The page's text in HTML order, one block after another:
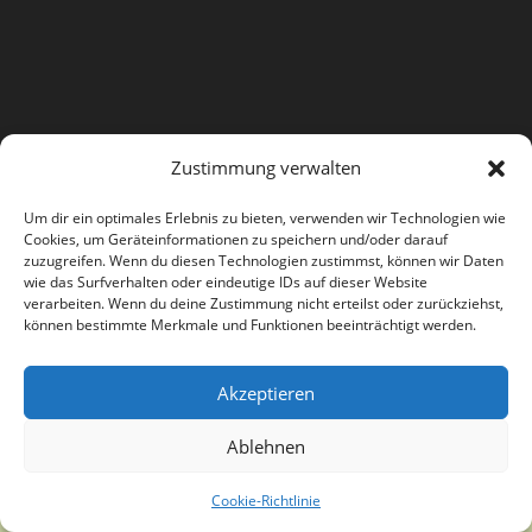
Zustimmung verwalten
Um dir ein optimales Erlebnis zu bieten, verwenden wir Technologien wie
Cookies, um Geräteinformationen zu speichern und/oder darauf
zuzugreifen. Wenn du diesen Technologien zustimmst, können wir Daten
wie das Surfverhalten oder eindeutige IDs auf dieser Website
verarbeiten. Wenn du deine Zustimmung nicht erteilst oder zurückziehst,
können bestimmte Merkmale und Funktionen beeinträchtigt werden.
Akzeptieren
Ablehnen
Cookie-Richtlinie
Copyright Kunstverein Paderborn e.V. - Theme by OceanWP